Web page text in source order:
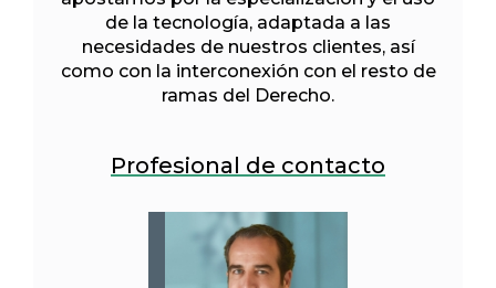
de la tecnología, adaptada a las
necesidades de nuestros clientes, así
como con la interconexión con el resto de
ramas del Derecho.
Profesional de contacto